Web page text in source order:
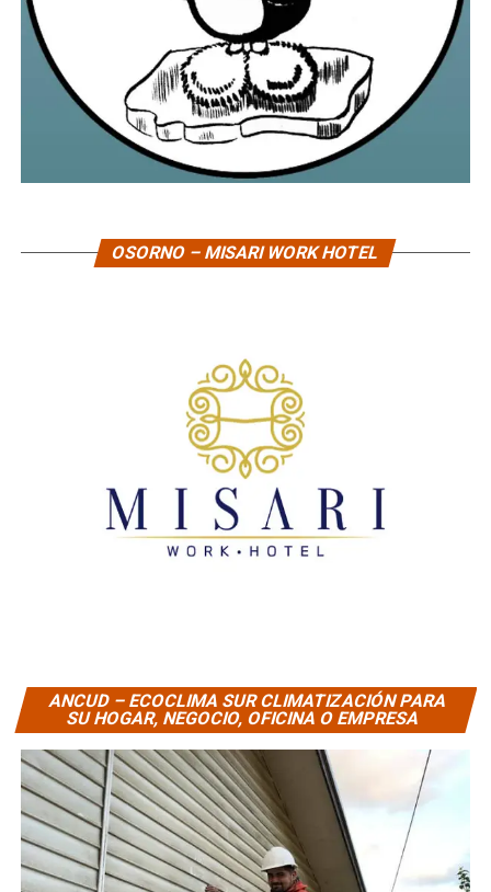
OSORNO – MISARI WORK HOTEL
ANCUD – ECOCLIMA SUR CLIMATIZACIÓN PARA
SU HOGAR, NEGOCIO, OFICINA O EMPRESA